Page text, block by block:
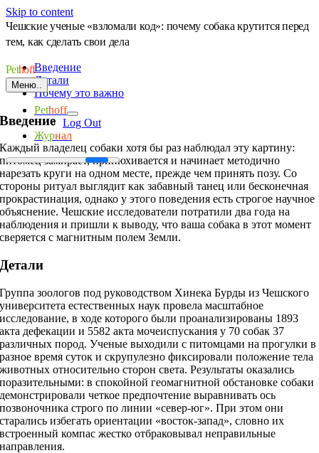
Skip to content
Pethoff
Меню..
Pethoff
Log Out
Журнал
Чешские ученые «взломали код»: почему собака крутится перед
тем, как сделать свои дела
Введение
Детали
Почему это важно
Введение
Каждый владелец собаки хотя бы раз наблюдал эту картину:
питомец замирает, принюхивается и начинает методично
нарезать круги на одном месте, прежде чем принять позу. Со
стороны ритуал выглядит как забавный танец или бесконечная
прокрастинация, однако у этого поведения есть строгое научное
объяснение. Чешские исследователи потратили два года на
наблюдения и пришли к выводу, что ваша собака в этот момент
сверяется с магнитным полем Земли.
Детали
Группа зоологов под руководством Хинека Бурды из Чешского
университета естественных наук провела масштабное
исследование, в ходе которого были проанализированы 1893
акта дефекации и 5582 акта мочеиспускания у 70 собак 37
различных пород. Ученые выходили с питомцами на прогулки в
разное время суток и скрупулезно фиксировали положение тела
животных относительно сторон света. Результаты оказались
поразительными: в спокойной геомагнитной обстановке собаки
демонстрировали четкое предпочтение выравнивать ось
позвоночника строго по линии «север-юг». При этом они
старались избегать ориентации «восток-запад», словно их
встроенный компас жестко отбраковывал неправильные
направления.